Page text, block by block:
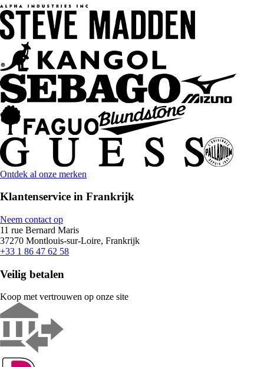
Ontdek al onze merken
Klantenservice in Frankrijk
Neem contact op
11 rue Bernard Maris
37270 Montlouis-sur-Loire, Frankrijk
+33 1 86 47 62 58
Veilig betalen
Koop met vertrouwen op onze site